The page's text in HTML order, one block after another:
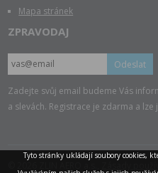
Mapa stránek
ZPRAVODAJ
Odeslat
Zadejte svůj email budeme Vás
a slevách. Registrace je zdarma a lze
Tyto stránky ukládají soubory cookies,